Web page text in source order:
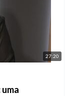
27:20